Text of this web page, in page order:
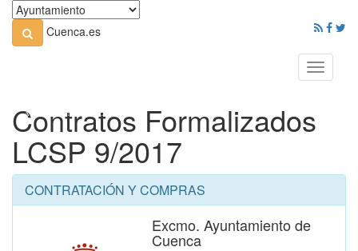
Cuenca.es
Toggle
Contratos Formalizados
LCSP 9/2017
CONTRATACIÓN Y COMPRAS
Excmo. Ayuntamiento de
Cuenca